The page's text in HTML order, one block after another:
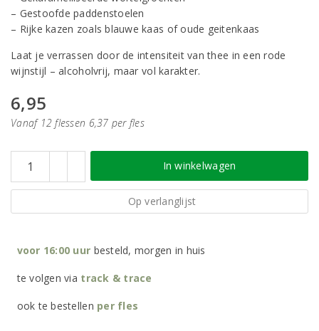
– Gestoofde paddenstoelen
– Rijke kazen zoals blauwe kaas of oude geitenkaas
Laat je verrassen door de intensiteit van thee in een rode
wijnstijl – alcoholvrij, maar vol karakter.
6,95
Vanaf 12 flessen 6,37 per fles
In winkelwagen
Op verlanglijst
voor 16:00 uur besteld, morgen in huis
te volgen via track & trace
ook te bestellen per fles